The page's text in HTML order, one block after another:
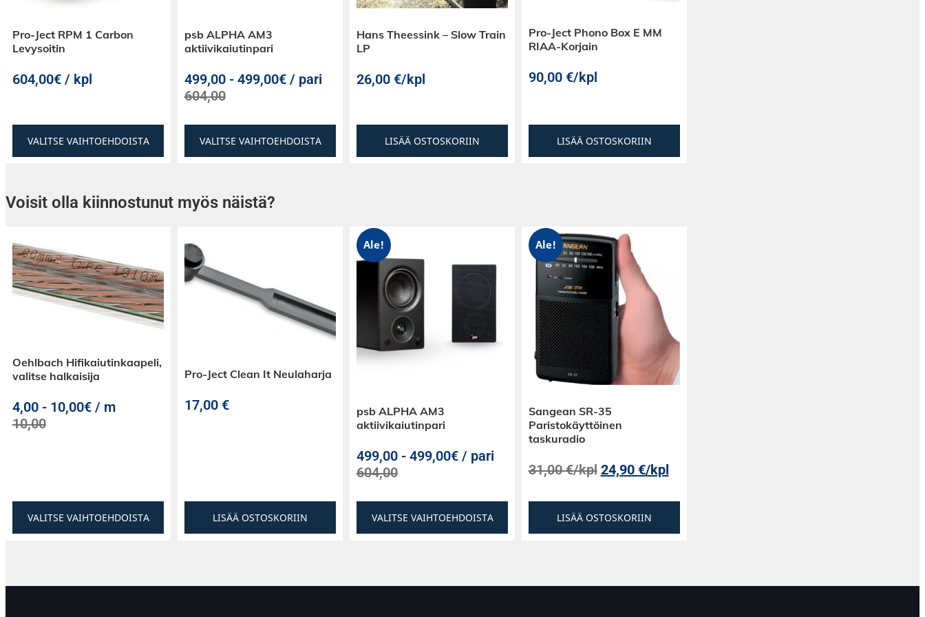
Pro-Ject RPM 1 Carbon
Levysoitin
604,00€ / kpl
VALITSE VAIHTOEHDOISTA
psb ALPHA AM3
aktiivikaiutinpari
499,00- 499,00€ / pari
604,00
VALITSE VAIHTOEHDOISTA
Hans Theessink – Slow Train
LP
26,00 €/kpl
LISÄÄ OSTOSKORIIN
Pro-Ject Phono Box E MM
RIAA-Korjain
90,00 €/kpl
LISÄÄ OSTOSKORIIN
Voisit olla kiinnostunut myös näistä?
Oehlbach Hifikaiutinkaapeli,
valitse halkaisija
4,00- 10,00€ / m
10,00
VALITSE VAIHTOEHDOISTA
Pro-Ject Clean It Neulaharja
17,00 €
LISÄÄ OSTOSKORIIN
Ale!
psb ALPHA AM3
aktiivikaiutinpari
499,00- 499,00€ / pari
604,00
VALITSE VAIHTOEHDOISTA
Ale!
Sangean SR-35
Paristokäyttöinen
taskuradio
31,00€/kpl 24,90 €/kpl
LISÄÄ OSTOSKORIIN